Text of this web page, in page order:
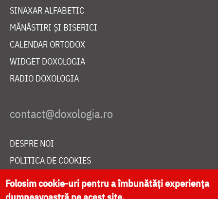
SINAXAR ALFABETIC
MĂNĂSTIRI ȘI BISERICI
CALENDAR ORTODOX
WIDGET DOXOLOGIA
RADIO DOXOLOGIA
DESPRE NOI
POLITICA DE COOKIES
DONEAZĂ ONLINE PENTRU CATEDRALA NAȚIONALĂ
Folosim cookie-uri pentru a îmbunătăți experiența